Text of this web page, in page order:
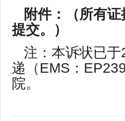
附件：（所有
提交。）
注：本诉状已
递（EMS：
院。